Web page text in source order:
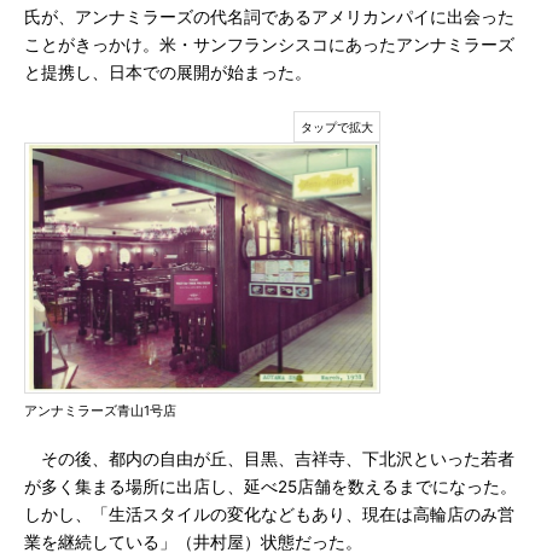
氏が、アンナミラーズの代名詞であるアメリカンパイに出会った
ことがきっかけ。米・サンフランシスコにあったアンナミラーズ
と提携し、日本での展開が始まった。
アンナミラーズ青山1号店
その後、都内の自由が丘、目黒、吉祥寺、下北沢といった若者
が多く集まる場所に出店し、延べ25店舗を数えるまでになった。
しかし、「生活スタイルの変化などもあり、現在は高輪店のみ営
業を継続している」（井村屋）状態だった。